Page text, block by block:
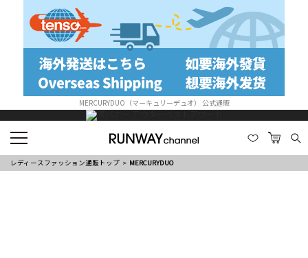
MERCURYDUO（マーキュリーデュオ） 公式通販
レディースファッション通販トップ MERCURYDUO